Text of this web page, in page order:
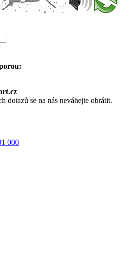
dotazů se na nás neváhejte obrátit.
000